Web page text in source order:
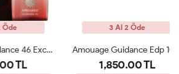
Amouage Guidance 46 Exceptional Extrait 100ml Kadın Parfüm ARC
3 Al 2 Öde
Amouage Guidance Edp 100 Ml Bayan Parfüm ARC
1,850.00 TL